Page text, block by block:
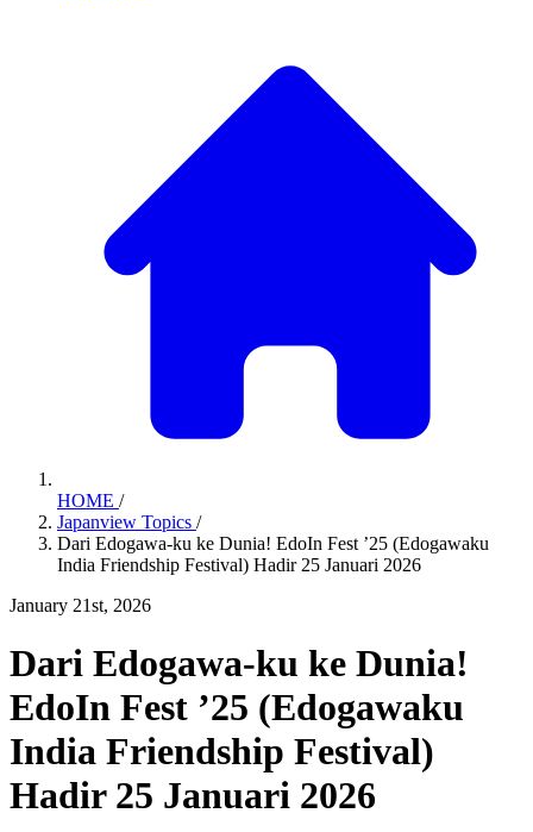
HOME /
Japanview Topics /
Dari Edogawa-ku ke Dunia! EdoIn Fest ’25 (Edogawaku
India Friendship Festival) Hadir 25 Januari 2026
January 21st, 2026
Dari Edogawa-ku ke Dunia!
EdoIn Fest ’25 (Edogawaku
India Friendship Festival)
Hadir 25 Januari 2026